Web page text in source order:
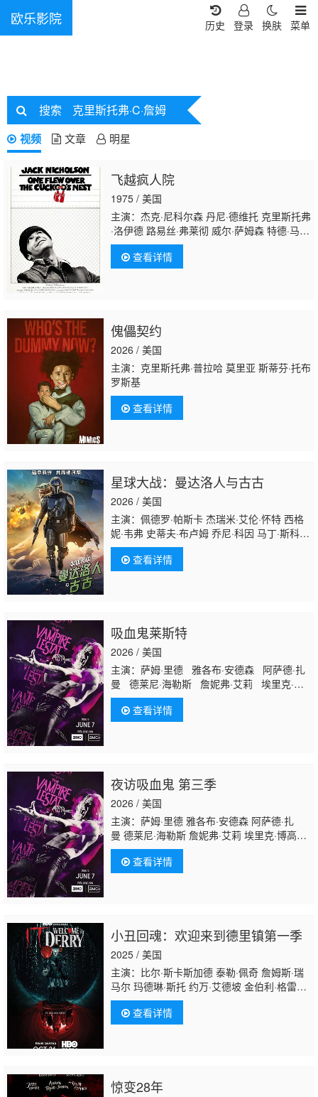
欧乐影院 菜单
换肤
登录
历史
搜索 克里斯托弗·C·詹姆
视频 文章 明星
飞越疯人院
1975 / 美国
主演：杰克·尼科尔森 丹尼·德维托 克里斯托弗
·洛伊德 路易丝·弗莱彻 威尔·萨姆森 特德·马克
兰德 布拉德·道里夫 斯加特曼·克罗索斯 迈克
尔·贝里曼 彼得·布罗科 穆瓦科·卡姆布卡 威廉·
达尔 乔西普·艾利克 西德尼·拉斯克 凯·李 德怀
查看详情
傀儡契约
2026 / 美国
主演：克里斯托弗·普拉哈 莫里亚 斯蒂芬·托布
罗斯基
查看详情
星球大战：曼达洛人与古古
2026 / 美国
主演：佩德罗·帕斯卡 杰瑞米·艾伦·怀特 西格
妮·韦弗 史蒂夫·布卢姆 乔尼·科因 马丁·斯科塞
斯 马修·维利希 李善亨 哈姆基·马戴拉 安东尼·
丹尼尔斯 瑞克·法穆易瓦 迈尔斯·哈姆帕斯 伦
敦·斯塔布尔菲尔德 克里斯托弗·艾伦·罗宾
查看详情
吸血鬼莱斯特
2026 / 美国
主演：萨姆·里德 雅各布·安德森 阿萨德·扎
曼 德莱尼·海勒斯 詹妮弗·艾莉 埃里克·博
高森 希拉·阿蒂姆 达米恩·阿特金斯 艾拉·
巴伦坦 卢克·布兰登·菲尔德 克里斯托弗·海
尔达尔 Ryan Kattner 保罗·曼奇尼 谢默斯·
查看详情
夜访吸血鬼 第三季
2026 / 美国
主演：萨姆·里德 雅各布·安德森 阿萨德·扎
曼 德莱尼·海勒斯 詹妮弗·艾莉 埃里克·博高
森 希拉·阿蒂姆 达米恩·阿特金斯 艾拉·巴伦
坦 卢克·布兰登·菲尔德 克里斯托弗·海尔达
尔 Ryan Kattner 保罗·曼奇尼 谢默斯·帕特
查看详情
小丑回魂：欢迎来到德里镇第一季
2025 / 美国
主演：比尔·斯卡斯加德 泰勒·佩奇 詹姆斯·瑞
马尔 玛德琳·斯托 约万·艾德坡 金伯利·格雷
罗 彼得·奥特布里奇 泰娜·拉欣 克里斯·乔克 莫
宁斯塔·安吉琳 查德·洛克 BJ·哈里森 约书亚·奥
吉克 斯蒂芬·里德尔 托马斯·米切尔 阿莉克桑
查看详情
惊变28年